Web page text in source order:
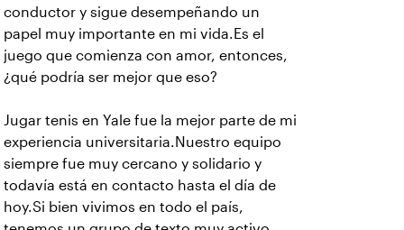
conductor y sigue desempeñando un
papel muy importante en mi vida.Es el
juego que comienza con amor, entonces,
¿qué podría ser mejor que eso?
Jugar tenis en Yale fue la mejor parte de mi
experiencia universitaria.Nuestro equipo
siempre fue muy cercano y solidario y
todavía está en contacto hasta el día de
hoy.Si bien vivimos en todo el país,